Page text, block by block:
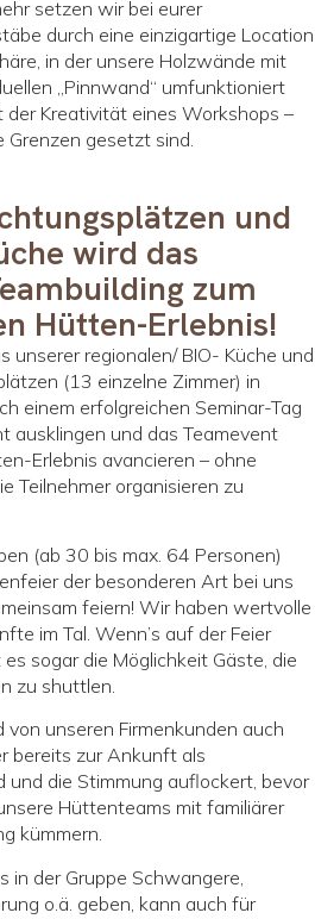
setzen wir bei eurer
durch eine einzigartige Location
in der unsere Holzwände mit
„Pinnwand“ umfunktioniert
Kreativität eines Workshops –
Grenzen gesetzt sind.
und
wird das
zum
Hütten-Erlebnis!
regionalen/ BIO- Küche und
(13 einzelne Zimmer) in
einem erfolgreichen Seminar-Tag
ausklingen und das Teamevent
Erlebnis avancieren – ohne
Teilnehmer organisieren zu
(ab 30 bis max. 64 Personen)
der besonderen Art bei uns
feiern! Wir haben wertvolle
im Tal. Wenn’s auf der Feier
sogar die Möglichkeit Gäste, die
zu shuttlen.
unseren Firmenkunden auch
bereits zur Ankunft als
und die Stimmung auflockert, bevor
Hüttenteams mit familiärer
kümmern.
in der Gruppe Schwangere,
o.ä. geben, kann auch für